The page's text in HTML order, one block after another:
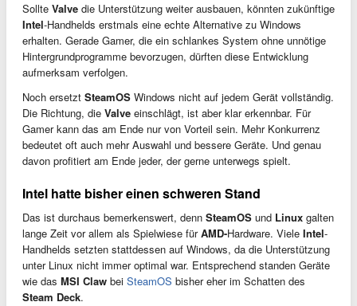
Sollte Valve die Unterstützung weiter ausbauen, könnten zukünftige
Intel-Handhelds erstmals eine echte Alternative zu Windows
erhalten. Gerade Gamer, die ein schlankes System ohne unnötige
Hintergrundprogramme bevorzugen, dürften diese Entwicklung
aufmerksam verfolgen.
Noch ersetzt SteamOS Windows nicht auf jedem Gerät vollständig.
Die Richtung, die Valve einschlägt, ist aber klar erkennbar. Für
Gamer kann das am Ende nur von Vorteil sein. Mehr Konkurrenz
bedeutet oft auch mehr Auswahl und bessere Geräte. Und genau
davon profitiert am Ende jeder, der gerne unterwegs spielt.
Intel hatte bisher einen schweren Stand
Das ist durchaus bemerkenswert, denn SteamOS und Linux galten
lange Zeit vor allem als Spielwiese fürAMD-Hardware. Viele Intel-
Handhelds setzten stattdessen auf Windows, da die Unterstützung
unter Linux nicht immer optimal war. Entsprechend standen Geräte
wie das MSI Claw bei SteamOS bisher eher im Schatten des
Steam Deck.